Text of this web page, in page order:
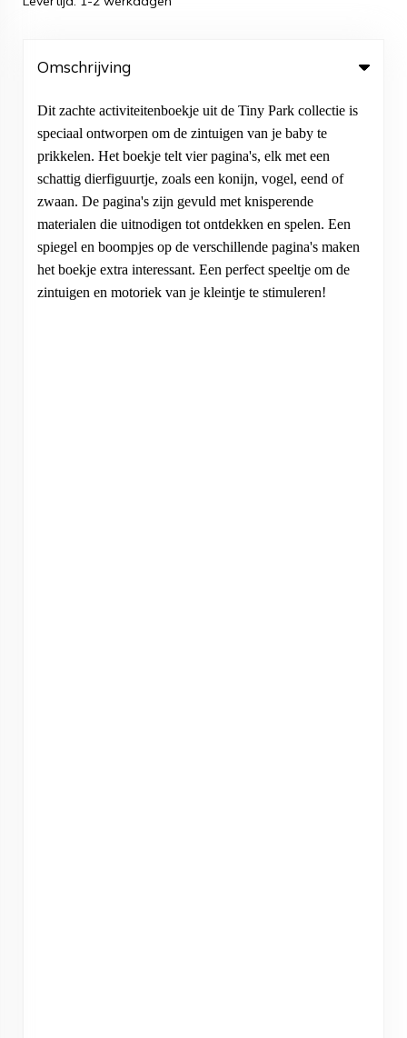
Omschrijving
Dit zachte activiteitenboekje uit de Tiny Park collectie is
speciaal ontworpen om de zintuigen van je baby te
prikkelen. Het boekje telt vier pagina's, elk met een
schattig dierfiguurtje, zoals een konijn, vogel, eend of
zwaan. De pagina's zijn gevuld met knisperende
materialen die uitnodigen tot ontdekken en spelen. Een
spiegel en boompjes op de verschillende pagina's maken
het boekje extra interessant. Een perfect speeltje om de
zintuigen en motoriek van je kleintje te stimuleren!